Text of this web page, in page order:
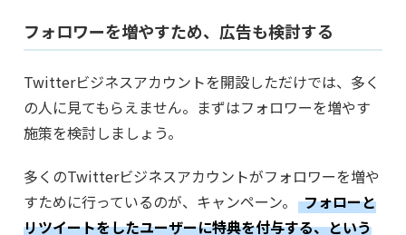
フォロワーを増やすため、広告も検討する
Twitterビジネスアカウントを開設しただけでは、多く
の人に見てもらえません。まずはフォロワーを増やす
施策を検討しましょう。
多くのTwitterビジネスアカウントがフォロワーを増や
すために行っているのが、キャンペーン。
フォローと
リツイートをしたユーザーに特典を付与する、という